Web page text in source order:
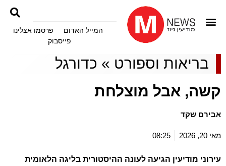
המייל האדום
פרסמו אצלינו
פייסבוק
בריאות וספורט » כדורגל
קשה, אבל מוצלחת
אבירם שקד
מאי 20, 2026 08:25
עירוני מודיעין הגיעה לעונה ההיסטורית בליגה הלאומית